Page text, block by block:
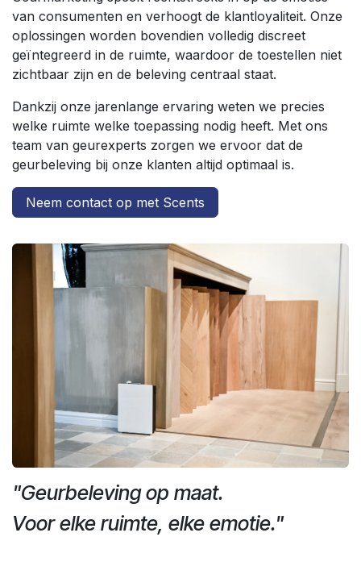
van consumenten en verhoogt de klantloyaliteit. Onze
oplossingen worden bovendien volledig discreet
geïntegreerd in de ruimte, waardoor de toestellen niet
zichtbaar zijn en de beleving centraal staat.
Dankzij onze jarenlange ervaring weten we precies
welke ruimte welke toepassing nodig heeft. Met ons
team van geurexperts zorgen we ervoor dat de
geurbeleving bij onze klanten altijd optimaal is.
Neem contact op met Scents
"Geurbeleving op maat.
Voor elke ruimte, elke emotie."